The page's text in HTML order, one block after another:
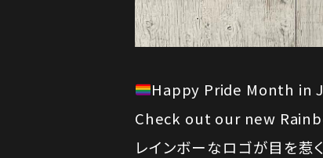
Happy Pride Month in
Check out our new
レインボーなロゴが目を惹